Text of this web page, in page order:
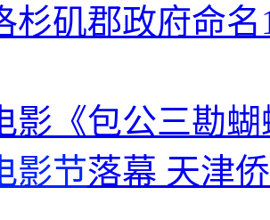
杉矶郡政府命名
影《包公三勘
影节落幕 天津